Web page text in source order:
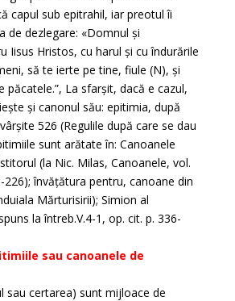
capul sub epitrahil, iar preotul îi
de dezlegare: «Domnul și
Iisus Hristos, cu harul și cu îndurările
să te ierte pe tine, fiule (N), și
păcatele.”, La sfarșit, dacă e cazul,
și canonul său: epitimia, după
526 (Regulile după care se dau
sunt arătate în: Canoanele
(la Nic. Milas, Canoanele, vol.
226); învățătura pentru, canoane din
Mărturisirii); Simion al
la întreb.V.4-1, op. cit. p. 336-
sau canoanele de
sau certarea) sunt mijloace de